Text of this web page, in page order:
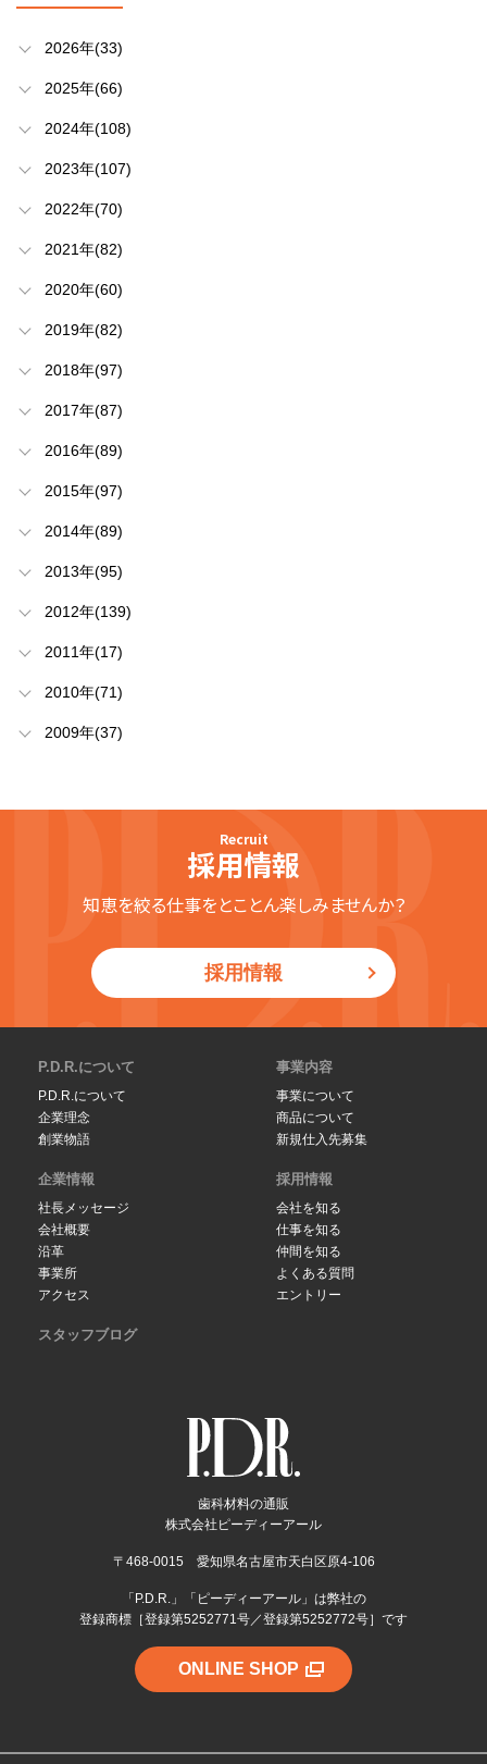
2026年(33)
2025年(66)
2024年(108)
2023年(107)
2022年(70)
2021年(82)
2020年(60)
2019年(82)
2018年(97)
2017年(87)
2016年(89)
2015年(97)
2014年(89)
2013年(95)
2012年(139)
2011年(17)
2010年(71)
2009年(37)
Recruit
採用情報
知恵を絞る仕事をとことん楽しみませんか？
採用情報
歯科材料の通販
株式会社ピーディーアール
〒468-0015 愛知県名古屋市天白区原4-106
「P.D.R.」「ピーディーアール」は弊社の
登録商標［登録第5252771号／登録第5252772号］です
ONLINE SHOP
P.D.R.について
P.D.R.について
企業理念
創業物語
事業内容
事業について
商品について
新規仕入先募集
企業情報
社長メッセージ
会社概要
沿革
事業所
アクセス
採用情報
会社を知る
仕事を知る
仲間を知る
よくある質問
エントリー
スタッフブログ